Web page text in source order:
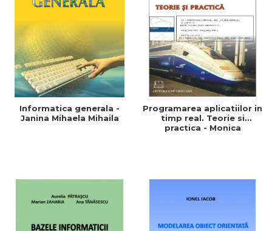
Informatica generala -
Janina Mihaela Mihaila
Programarea aplicatiilor in
timp real. Teorie si
practica - Monica